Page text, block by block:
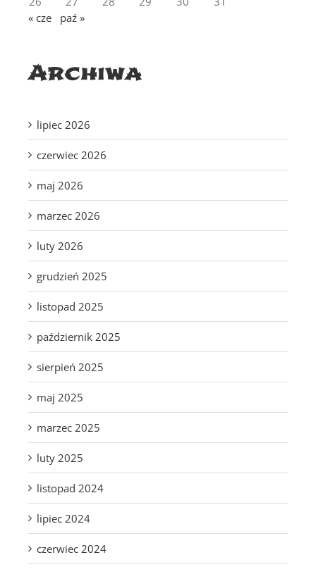
« cze
paź »
Archiwa
lipiec 2026
czerwiec 2026
maj 2026
marzec 2026
luty 2026
grudzień 2025
listopad 2025
październik 2025
sierpień 2025
maj 2025
marzec 2025
luty 2025
listopad 2024
lipiec 2024
czerwiec 2024